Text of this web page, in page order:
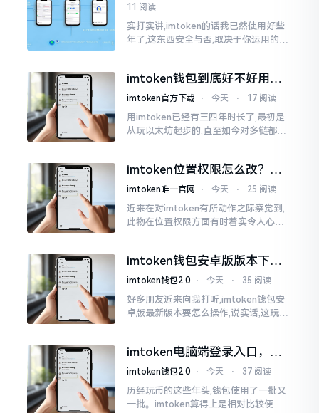
11 阅读
实打实讲,imtoken的话我已然使用好些
年了,这东西安全与否,取决于你运用的方
睹过非常多的人
imtoken钱包到底好不好用？
老玩家说说真实体验
imtoken官方下载 ⋅ 今天 ⋅ 17 阅读
用imtoken已经有三四年时长了,最初是
从玩以太坊起步的,直至如今对多链都有
imtoken位置权限怎么改？手
把手教你搞定
imtoken唯一官网 ⋅ 今天 ⋅ 25 阅读
近来在对imtoken有所动作之际察觉到,
此物在位置权限方面有时着实令人心生
的模样
imtoken钱包安卓版版本下载
安装教程
imtoken钱包2.0 ⋅ 今天 ⋅ 35 阅读
好多朋友近来向我打听,imtoken钱包安
卓版最新版本要怎么操作,说实话,这玩意
0版本
imtoken电脑端登录入口，地
址在这里
imtoken钱包2.0 ⋅ 今天 ⋅ 37 阅读
历经玩币的这些年头,钱包使用了一批又
一批。imtoken算得上是相对比较便于